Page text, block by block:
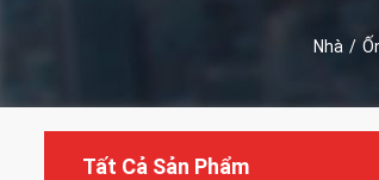
Nhà /
Tất Cả Sản Phẩm